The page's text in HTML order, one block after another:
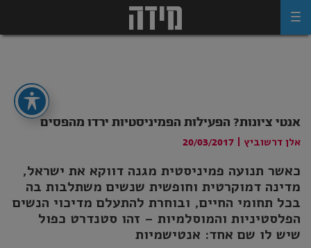
אנטי ציונות? הפעילות הפמיניסטיות ירדו מהפסים
אלן דרשוביץ
20/03/2017
כאשר תנועה פמיניסטית מגנה דווקא את ישראל,
מדינה דמוקרטית וחופשית שנשים משתלבות בה
בכל תחומי החיים, ובוחרת להתעלם מדיכוי הנשים
הפלסטיניות והמוסלמיות – זהו סטנדרט כפול
שיש לו שם אחד: אנטישמיות